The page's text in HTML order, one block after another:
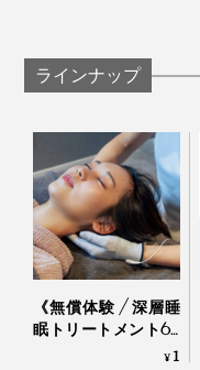
ポット的に使用でき
髪、コリや痛みを感
かるのも早いし、ラ
調子のよさは、『
＜ACアダプター＞
定格入力：
ケーブル長：1.5m
入力プラグ：平行
ラインナップ
《無償体験 / 深層睡
眠トリートメント60
分》国際特許技術
¥1